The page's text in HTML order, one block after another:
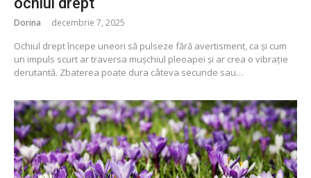
Dorina decembrie 7, 2025
Ochiul drept începe uneori să pulseze fără avertisment, ca și cum
un impuls scurt ar traversa mușchiul pleoapei și ar crea o vibrație
derutantă. Zbaterea poate dura câteva secunde sau…